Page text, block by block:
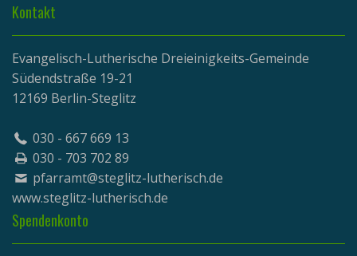
Kontakt
Evangelisch-Lutherische Dreieinigkeits-Gemeinde
Südendstraße 19-21
12169 Berlin-Steglitz
030 - 667 669 13
030 - 703 702 89
pfarramt@steglitz-lutherisch.de
www.steglitz-lutherisch.de
Spendenkonto